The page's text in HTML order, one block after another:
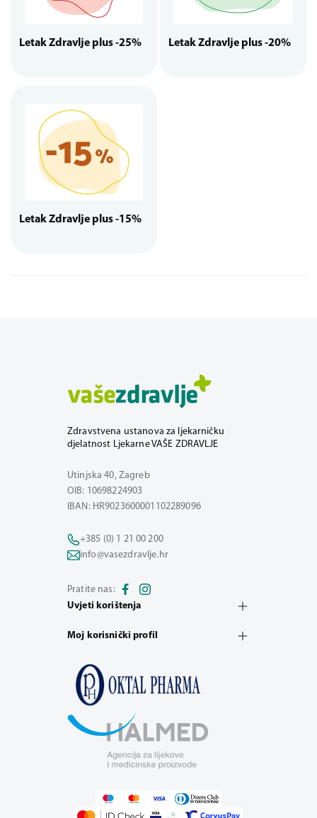
Letak Zdravlje plus -25% Letak Zdravlje plus -20%
Letak Zdravlje plus -15%
Zdravstvena ustanova za ljekarničku
djelatnost Ljekarne VAŠE ZDRAVLJE
Utinjska 40, Zagreb
OIB: 10698224903
IBAN: HR9023600001102289096
+385 (0) 1 21 00 200
info@vasezdravlje.hr
Pratite nas:
Uvjeti korištenja
Moj korisnički profil